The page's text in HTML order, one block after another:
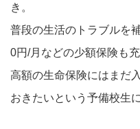
き。
普段の生活のトラブルを
0円/月などの少額保険も充
高額の生命保険にはまだ
おきたいという予備校生